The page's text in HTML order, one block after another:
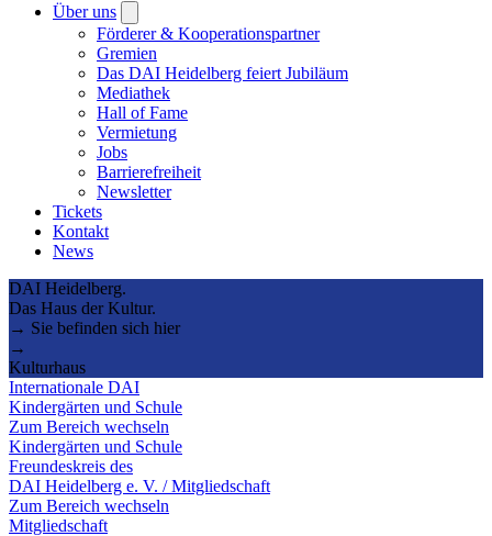
Über uns
submenu
Förderer & Kooperationspartner
Gremien
Das DAI Heidelberg feiert Jubiläum
Mediathek
Hall of Fame
Vermietung
Jobs
Barrierefreiheit
Newsletter
Tickets
Kontakt
News
DAI Heidelberg.
Das Haus der Kultur.
→ Sie befinden sich hier
→
Kulturhaus
Internationale DAI
Kindergärten und Schule
Zum Bereich wechseln
Kindergärten und Schule
Freundeskreis des
DAI Heidelberg e. V. / Mitgliedschaft
Zum Bereich wechseln
Mitgliedschaft